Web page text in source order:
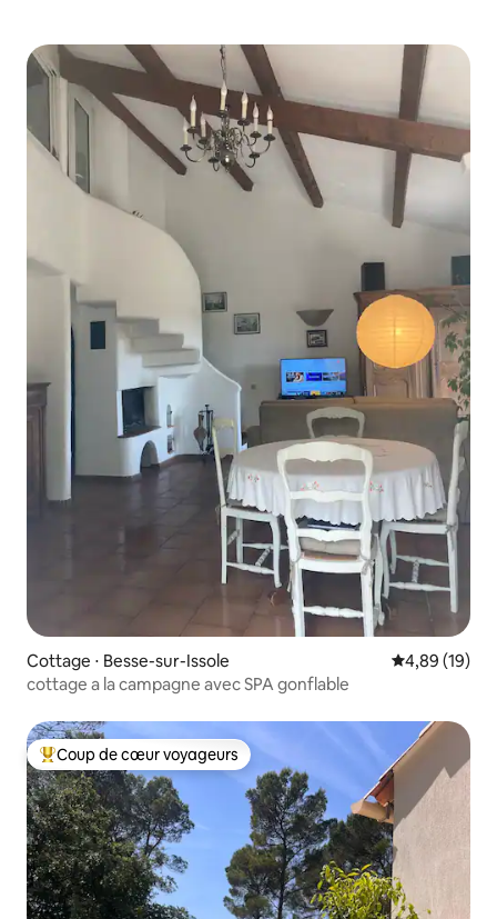
Cottage ⋅ Besse-sur-Issole Évaluation
4,89 (19)
cottage a la campagne avec SPA gonflable
Coups de cœur voyageurs les plus appréciés
Coup de cœur voyageurs